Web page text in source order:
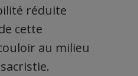
réduite
cette
au milieu